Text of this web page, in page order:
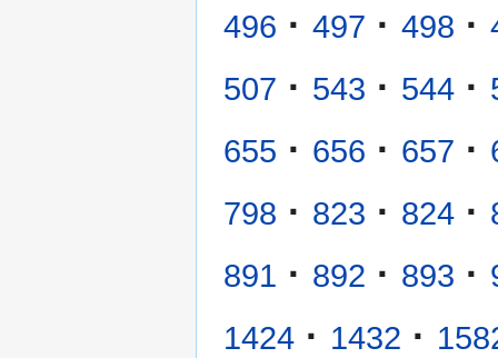
496 · 497 · 498 ·
507 · 543 · 544 ·
655 · 656 · 657 ·
798 · 823 · 824 ·
891 · 892 · 893 ·
1424 · 1432 ·